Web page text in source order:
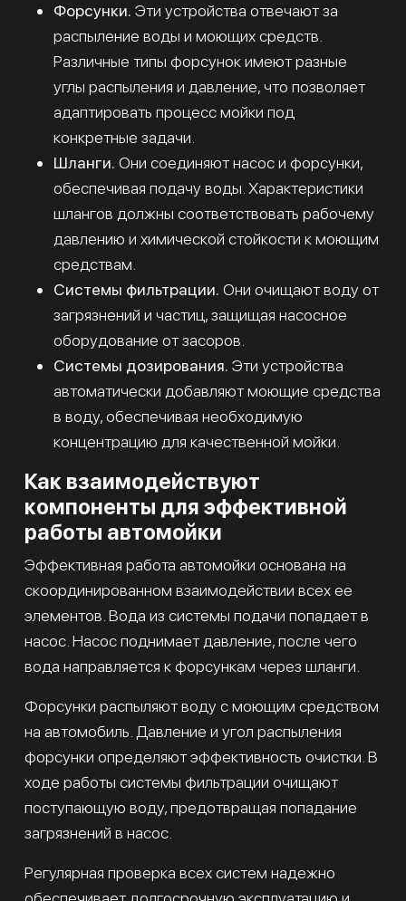
Форсунки. Эти устройства отвечают за
распыление воды и моющих средств.
Различные типы форсунок имеют разные
углы распыления и давление, что позволяет
адаптировать процесс мойки под
конкретные задачи.
Шланги. Они соединяют насос и форсунки,
обеспечивая подачу воды. Характеристики
шлангов должны соответствовать рабочему
давлению и химической стойкости к моющим
средствам.
Системы фильтрации. Они очищают воду от
загрязнений и частиц, защищая насосное
оборудование от засоров.
Системы дозирования. Эти устройства
автоматически добавляют моющие средства
в воду, обеспечивая необходимую
концентрацию для качественной мойки.
Как взаимодействуют
компоненты для эффективной
работы автомойки
Эффективная работа автомойки основана на
скоординированном взаимодействии всех ее
элементов. Вода из системы подачи попадает в
насос. Насос поднимает давление, после чего
вода направляется к форсункам через шланги.
Форсунки распыляют воду с моющим средством
на автомобиль. Давление и угол распыления
форсунки определяют эффективность очистки. В
ходе работы системы фильтрации очищают
поступающую воду, предотвращая попадание
загрязнений в насос.
Регулярная проверка всех систем надежно